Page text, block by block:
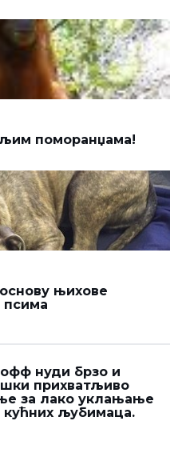
поморанџама!
њихове
псима
нуди брзо и
прихватљиво
за лако уклањање
кућних љубимаца.